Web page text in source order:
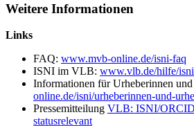
Weitere Informationen
Links
FAQ: www.mvb-online.de/isni-faq
ISNI im VLB: www.vlb.de/hilfe/
Informationen für Urheberinnen
online.de/isni/urheberinnen-und-
Pressemitteilung VLB: ISNI/
statusrelevant